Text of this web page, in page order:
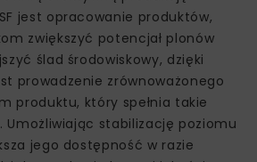
jest opracowanie produktów,
zwiększyć potencjał plonów
ślad środowiskowy, dzięki
prowadzenie zrównoważonego
produktu, który spełnia takie
Umożliwiając stabilizację poziomu
jego dostępność w razie